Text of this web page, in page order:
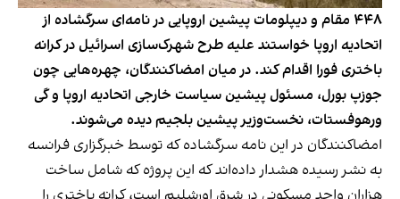
۴۴۸ مقام و دیپلومات پیشین اروپایی در نامه‌ای سرگشاده از
اتحادیه اروپا خواستند علیه طرح شهرک‌سازی اسرائیل در کرانه
باختری فورا اقدام کند. در میان امضاکنندگان، چهره‌هایی چون
جوزپ بورل، مسئول پیشین سیاست خارجی اتحادیه اروپا و گی
ورهوفستات، نخست‌وزیر پیشین بلجیم دیده می‌شوند.
امضاکنندگان در این نامه سرگشاده که توسط خبرگزاری فرانسه
به نشر رسیده هشدار داده‌اند که این پروژه که شامل ساخت